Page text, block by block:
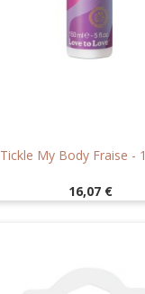
Tickle My Body Fraise -
Prix
16,07 €